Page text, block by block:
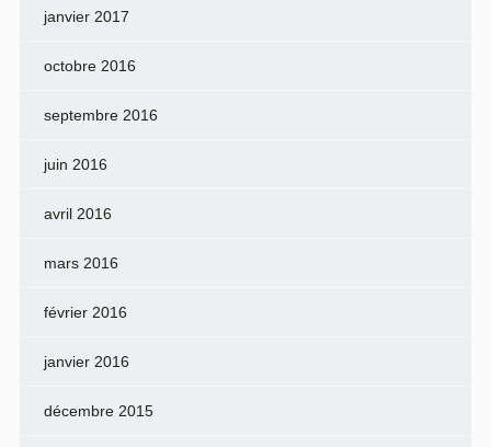
janvier 2017
octobre 2016
septembre 2016
juin 2016
avril 2016
mars 2016
février 2016
janvier 2016
décembre 2015